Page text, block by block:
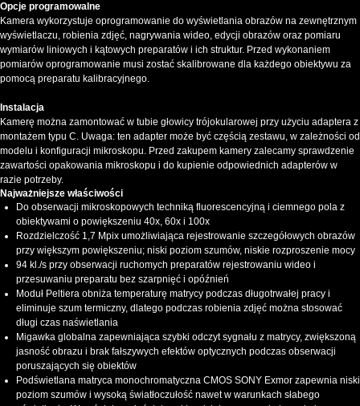
Opcje programowalne
Kamera wykorzystuje oprogramowanie do wyświetlania obrazów na zewnętrznym
wyświetlaczu, robienia zdjęć, nagrywania wideo, edycji obrazów oraz pomiaru
wymiarów liniowych i kątowych preparatów i ich struktur. Przed wykonaniem
pomiarów oprogramowanie musi zostać skalibrowane dla każdego obiektywu za
pomocą preparatu kalibracyjnego.
Instalacja
Kamerę można zamontować w tubie głowicy trójokularowej przy użyciu adaptera z
montażem typu C. Uwaga: ten adapter może być częścią zestawu, w zależności od
modelu i konfiguracji mikroskopu. Przed zakupem kamery zalecamy sprawdzenie
zawartości opakowania mikroskopu i do kupienie odpowiednich adapterów w
razie potrzeby.
Najważniejsze właściwości
Do obserwacji mikroskopowych techniką fluorescencyjną i ciemnego pola z
obiektywami o powiększeniu 40x, 60x i 100x
Rozdzielczość 1,7 Mpix umożliwiająca rejestrowanie szczegółowych obrazów
przy większym powiększeniu; niski poziom szumów, niskie rozproszenie mocy
94 kl./s przy obserwacji ruchomych preparatów rejestrowaniu wideo i
przesuwaniu preparatu bez szarpnięć i opóźnień
Moduł Peltiera obniża temperaturę matrycy podczas długotrwałej pracy i
eliminuje szum termiczny, dlatego podczas robienia zdjęć można stosować
długi czas naświetlania
Migawka globalna zapewniająca szybki odczyt sygnału z matrycy, zwiększoną
jasność obrazu i brak fałszywych efektów optycznych podczas obserwacji
poruszających się obiektów
Podświetlana matryca monochromatyczna CMOS SONY Exmor zapewnia niski
poziom szumów i wysoką światłoczułość nawet w warunkach słabego